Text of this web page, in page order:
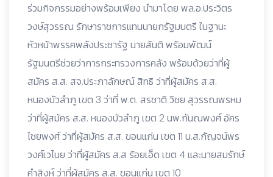
ร่วมกิจกรรมอย่างพร้อมเพียง นำมาโดย พล.อ.ประวิตร
วงษ์สุวรรณ รักษาราชการแทนนายกรัฐมนตรี ในฐานะ
หัวหน้าพรรคพลังประชารัฐ นายสันติ พร้อมพัฒน์
รัฐมนตรีช่วยว่าการกระทรวงการคลัง พร้อมด้วยว่าที่ผู้
สมัคร ส.ส. สจ.ประภาลักษณ์ สิทธิ ว่าที่ผู้สมัคร ส.ส.
หนองบัวลำภู เขต 3 ว่าที่ พ.ต. สรชาติ วิชย สุวรรณพรหม
ว่าที่ผู้สมัคร ส.ส. หนองบัวลำภู เขต 2 นพ.กันณพงศ์ อัคร
ไชยพงศ์ ว่าที่ผู้สมัคร ส.ส. ขอนแก่น เขต 11 น.ส.กัญจน์พร
วงศ์เวไนย ว่าที่ผู้สมัคร ส.ส ร้อยเอ็ด เขต 4 และนายสมรักษ์
คำสิงห์ ว่าที่ผู้สมัคร ส.ส. ขอนแก่น เขต 10